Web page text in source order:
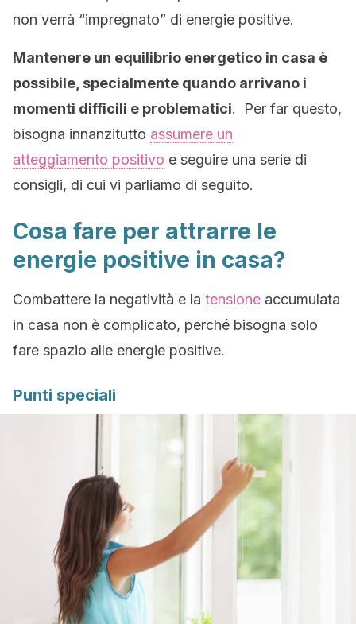
non verrà “impregnato” di energie positive.
Mantenere un equilibrio energetico in casa è
possibile, specialmente quando arrivano i
momenti difficili e problematici. Per far questo,
bisogna innanzitutto assumere un
atteggiamento positivo e seguire una serie di
consigli, di cui vi parliamo di seguito.
Cosa fare per attrarre le
energie positive in casa?
Combattere la negatività e la tensione accumulata
in casa non è complicato, perché bisogna solo
fare spazio alle energie positive.
Punti speciali